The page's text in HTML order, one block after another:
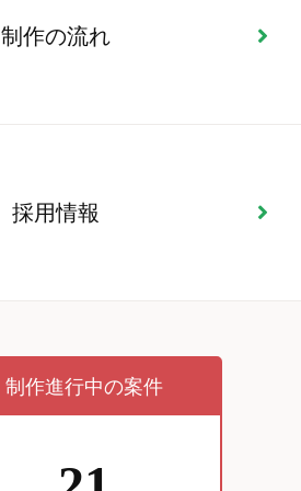
制作の流れ
採用情報
制作進行中の案件